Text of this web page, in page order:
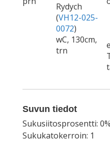
Rydych
(VH12-025-
0072)
wC, 130cm,
trn
Suvun tiedot
Sukusiitosprosentti: 0%
Sukukatokerroin: 1